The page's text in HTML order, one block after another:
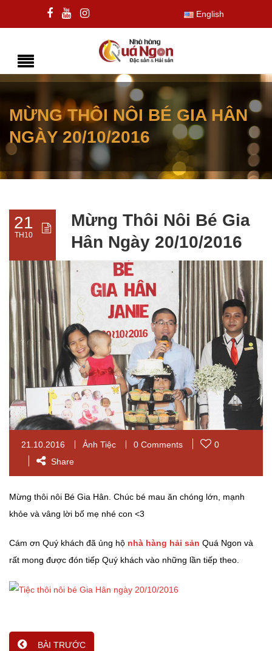
English
MỪNG THÔI NÔI BÉ GIA HÂN
NGÀY 20/10/2016
21
TH10
Mừng Thôi Nôi Bé Gia
Hân Ngày 20/10/2016
21.10.2016 Ảnh Tiệc 0 Comments
0
Share
Mừng thôi nôi Bé Gia Hân. Chúc bé mau ăn chóng lớn, mạnh
khỏe và vâng lời bố mẹ nhé con <3
Cám ơn Quý khách đã ủng hộ nhà hàng hải sản Quá Ngon và
rất mong được đón tiếp Quý khách vào những lần tiếp theo.
BÀI TRƯỚC